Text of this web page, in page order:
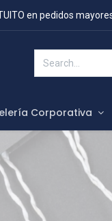
en pedidos
Corporativa